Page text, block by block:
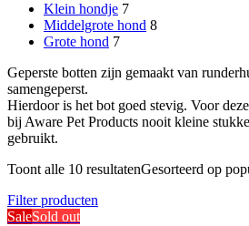
Klein hondje 7
Middelgrote hond 8
Grote hond 7
Geperste botten zijn gemaakt van
samengeperst.
Hierdoor is het bot goed stevig. Voor
bij Aware Pet Products nooit kleine
gebruikt.
Toont alle 10 resultatenGesorteerd op
Filter producten
SaleSold out